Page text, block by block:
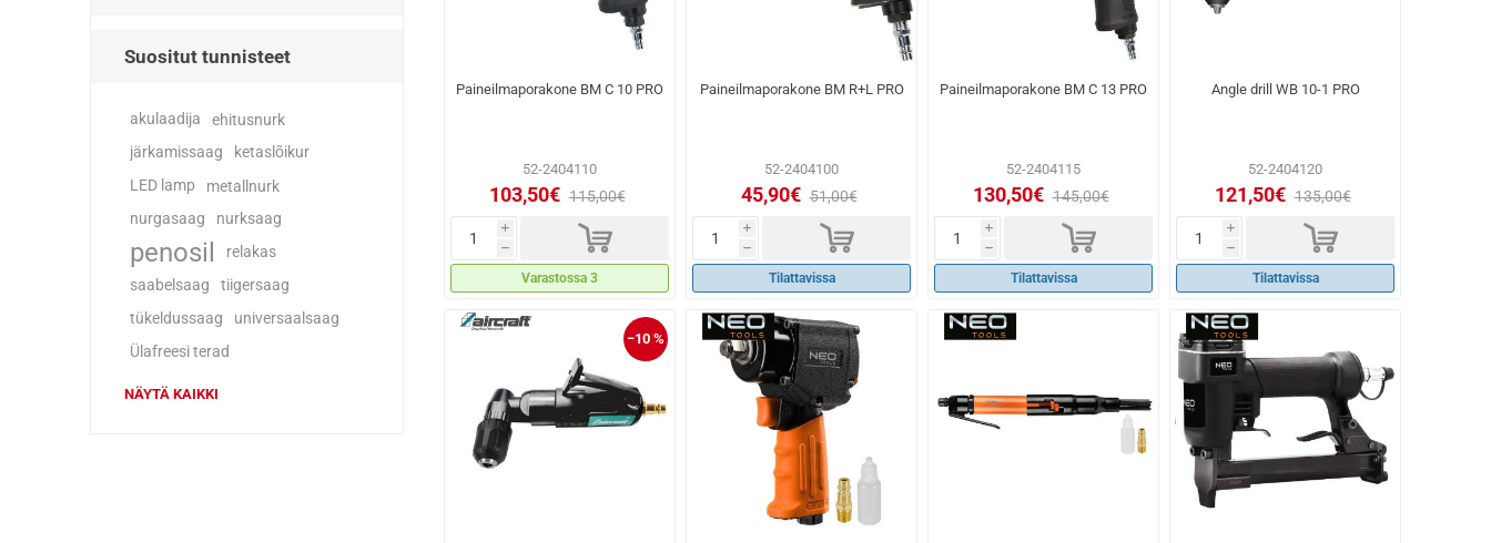
Paineilmaporakone BM C 10 PRO
52-2404110
103,50€ 115,00€
i
h d
Varastossa 3
Paineilmaporakone BM R+L PRO
52-2404100
45,90€ 51,00€
i
h d
Tilattavissa
Paineilmaporakone BM C 13 PRO
52-2404115
130,50€ 145,00€
i
h d
Tilattavissa
Angle drill WB 10-1 PRO
52-2404120
121,50€ 135,00€
i
h d
Tilattavissa
−10 %
Suositut tunnisteet
akulaadija ehitusnurk
järkamissaag
ketaslõikur
LED lamp
metallnurk
nurgasaag nurksaag
penosil
relakas
saabelsaag
tiigersaag
tükeldussaag
universaalsaag
Ülafreesi terad
NÄYTÄ KAIKKI